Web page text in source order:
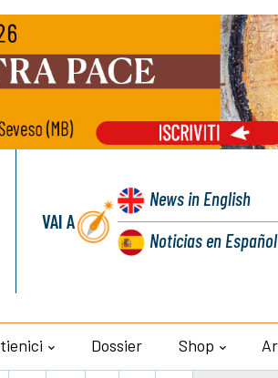
VAI A
Newsin English
Noticiasen Español
Dossier Shop